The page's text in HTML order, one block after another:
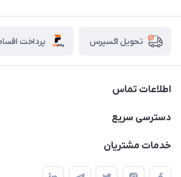
تحویل اکسپرس پرداخت
اطلاعات تماس
07154503736-09120986090
دسترسی سریع
حساب کاربری
خدمات مشتریان
قوانین و مقررات